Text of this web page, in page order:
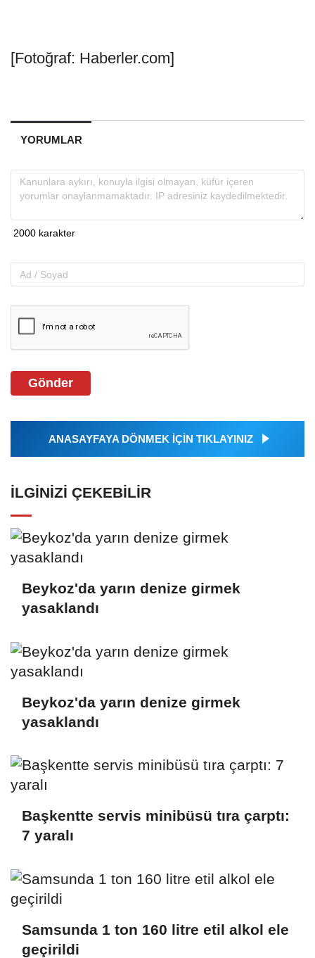
[Fotoğraf: Haberler.com]
YORUMLAR
Gönder
ANASAYFAYA DÖNMEK İÇİN TIKLAYINIZ
İLGINIZI ÇEKEBILIR
Beykoz'da yarın denize girmek
yasaklandı
Beykoz'da yarın denize girmek
yasaklandı
Başkentte servis minibüsü tıra çarptı:
7 yaralı
Samsunda 1 ton 160 litre etil alkol ele
geçirildi